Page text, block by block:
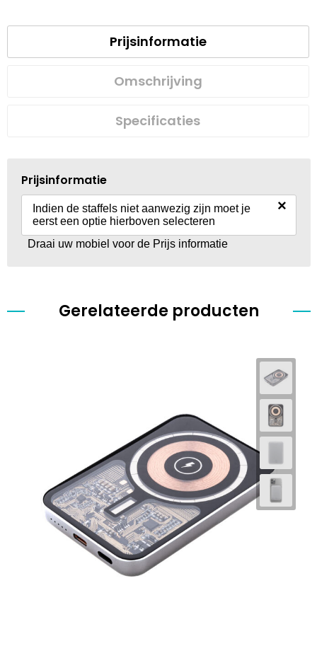
Prijsinformatie
Omschrijving
Specificaties
Prijsinformatie
Indien de staffels niet aanwezig zijn moet je
eerst een optie hierboven selecteren
×
Draai uw mobiel voor de Prijs informatie
Gerelateerde producten